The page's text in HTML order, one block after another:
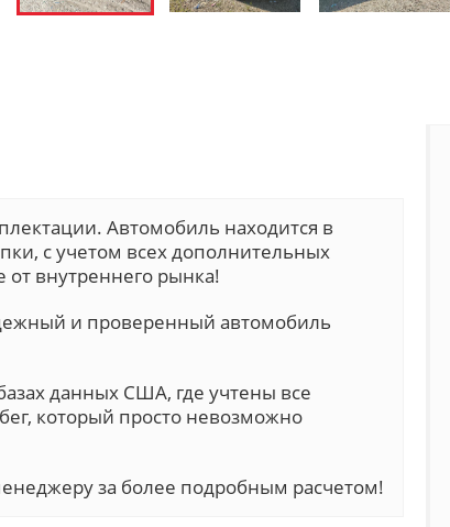
Автомобиль находится в
с учетом всех дополнительных
внутреннего рынка!
и проверенный автомобиль
данных США, где учтены все
который просто невозможно
за более подробным расчетом!